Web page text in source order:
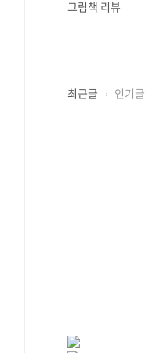
그림책 리뷰
최근글 인기글